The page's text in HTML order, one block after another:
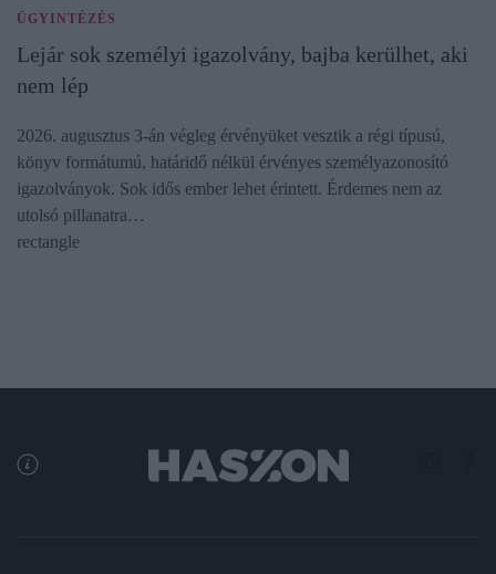
ÜGYINTÉZÉS
Lejár sok személyi igazolvány, bajba kerülhet, aki
nem lép
2026. augusztus 3-án végleg érvényüket vesztik a régi típusú,
könyv formátumú, határidő nélkül érvényes személyazonosító
igazolványok. Sok idős ember lehet érintett. Érdemes nem az
utolsó pillanatra…
rectangle